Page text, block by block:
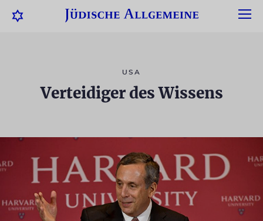
USA
Verteidiger des Wissens